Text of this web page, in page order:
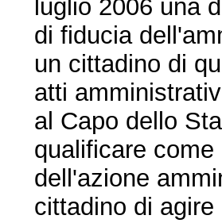
luglio 2006 una
di fiducia
un cittadino di
atti
al Capo dello
qualificare
dell'azione
cittadino di